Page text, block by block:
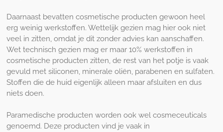
Daarnaast bevatten cosmetische producten gewoon heel
erg weinig werkstoffen. Wettelijk gezien mag hier ook niet
veel in zitten, omdat je dit zonder advies kan aanschaffen.
Wet technisch gezien mag er maar 10% werkstoffen in
cosmetische producten zitten, de rest van het potje is vaak
gevuld met siliconen, minerale oliën, parabenen en sulfaten.
Stoffen die de huid eigenlijk alleen maar afsluiten en dus
niets doen.
Paramedische producten worden ook wel cosmeceuticals
genoemd. Deze producten vind je vaak in